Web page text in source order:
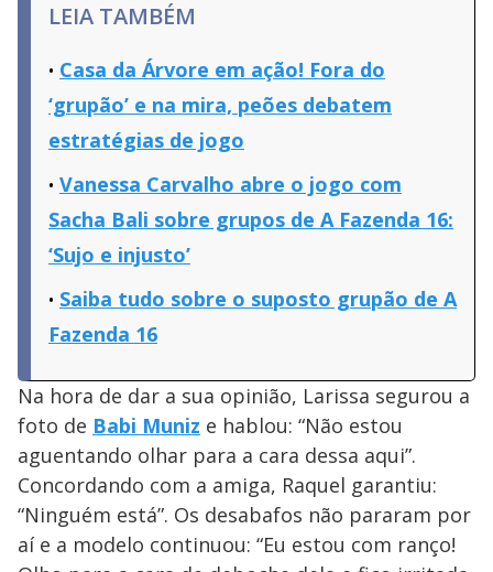
LEIA TAMBÉM
Casa da Árvore em ação! Fora do
‘grupão’ e na mira, peões debatem
estratégias de jogo
Vanessa Carvalho abre o jogo com
Sacha Bali sobre grupos de A Fazenda 16:
‘Sujo e injusto’
Saiba tudo sobre o suposto grupão de A
Fazenda 16
Na hora de dar a sua opinião, Larissa segurou a
foto de Babi Muniz e hablou: “Não estou
aguentando olhar para a cara dessa aqui”.
Concordando com a amiga, Raquel garantiu:
“Ninguém está”. Os desabafos não pararam por
aí e a modelo continuou: “Eu estou com ranço!